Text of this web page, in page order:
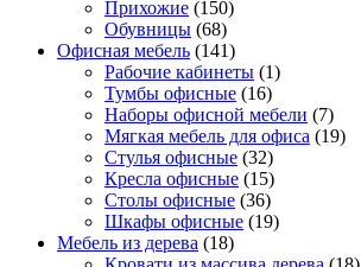
Прихожие (150)
Обувницы (68)
Офисная мебель (141)
Рабочие кабинеты (1)
Тумбы офисные (16)
Наборы офисной мебели (7)
Мягкая мебель для офиса (19)
Стулья офисные (32)
Кресла офисные (15)
Столы офисные (36)
Шкафы офисные (19)
Мебель из дерева (18)